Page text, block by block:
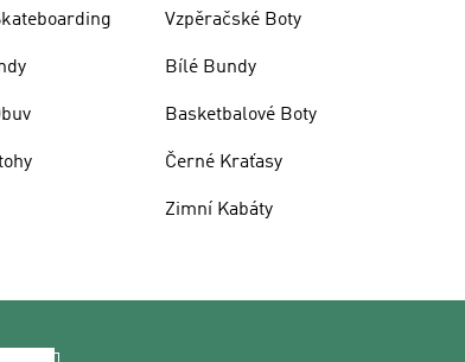
Vzpěračské Boty
Bílé Bundy
Basketbalové Boty
Černé Kraťasy
Zimní Kabáty